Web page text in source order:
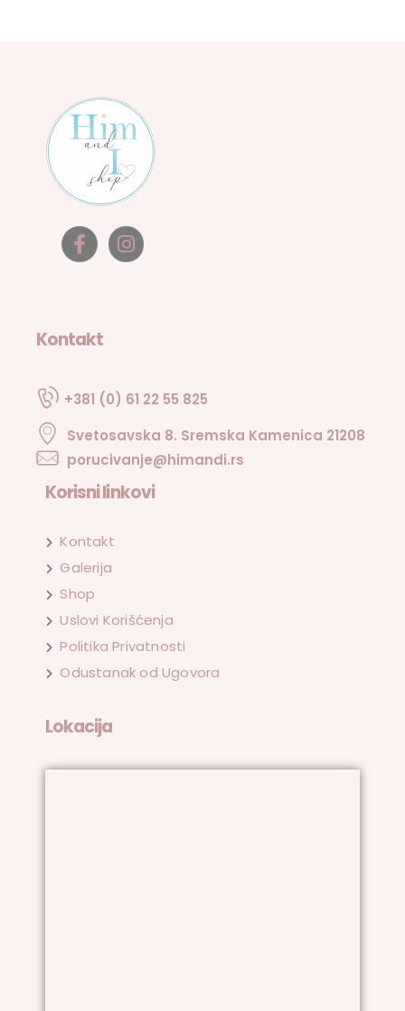
Kontakt
+381 (0) 61 22 55 825
Svetosavska 8. Sremska Kamenica 21208
porucivanje@himandi.rs
Korisni linkovi
Kontakt
Galerija
Shop
Uslovi Korišćenja
Politika Privatnosti
Odustanak od Ugovora
Lokacija